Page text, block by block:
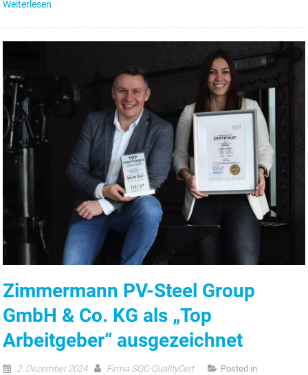
Weiterlesen
Zimmermann PV-Steel Group
GmbH & Co. KG als „Top
Arbeitgeber“ ausgezeichnet
2. Dezember 2024 Firma SQC-QualityCert
Posted in